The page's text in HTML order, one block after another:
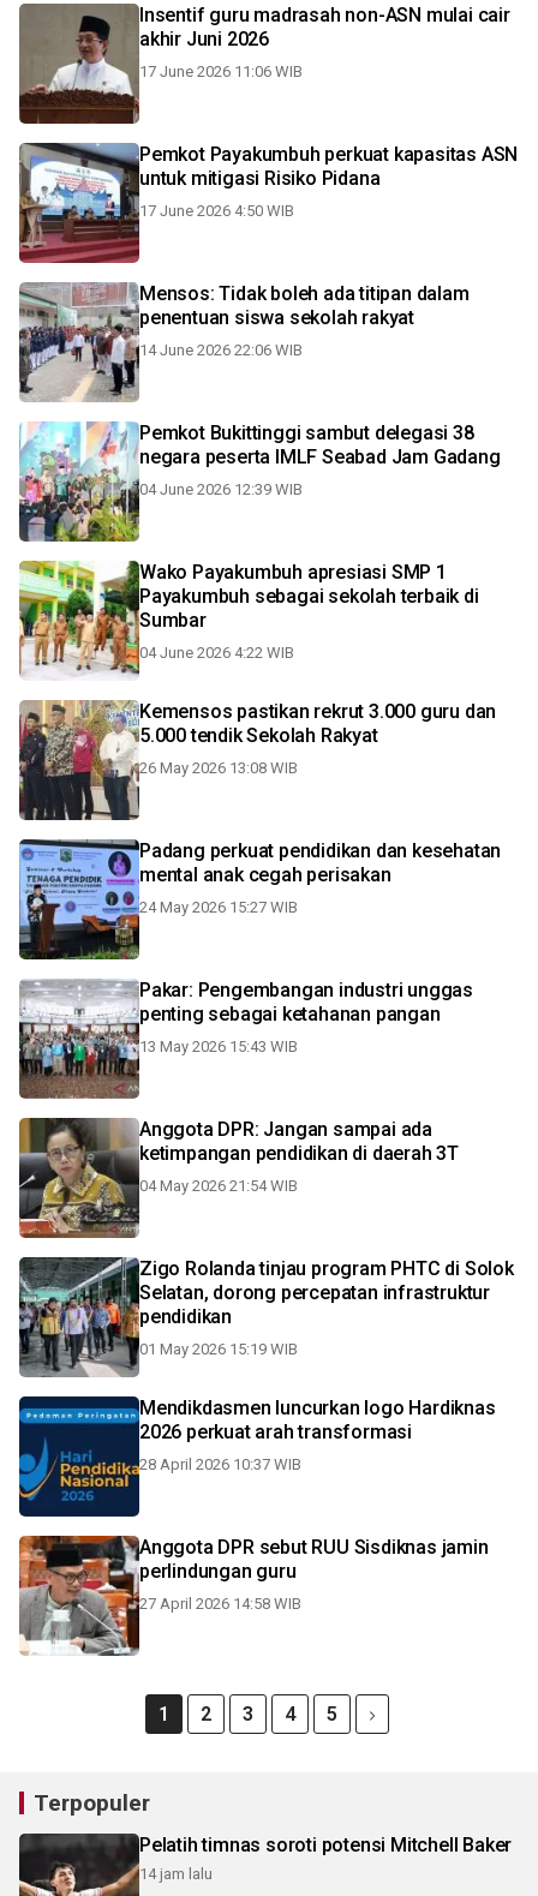
Insentif guru madrasah non-ASN mulai cair
akhir Juni 2026
17 June 2026 11:06 WIB
Pemkot Payakumbuh perkuat kapasitas ASN
untuk mitigasi Risiko Pidana
17 June 2026 4:50 WIB
Mensos: Tidak boleh ada titipan dalam
penentuan siswa sekolah rakyat
14 June 2026 22:06 WIB
Pemkot Bukittinggi sambut delegasi 38
negara peserta IMLF Seabad Jam Gadang
04 June 2026 12:39 WIB
Wako Payakumbuh apresiasi SMP 1
Payakumbuh sebagai sekolah terbaik di
Sumbar
04 June 2026 4:22 WIB
Kemensos pastikan rekrut 3.000 guru dan
5.000 tendik Sekolah Rakyat
26 May 2026 13:08 WIB
Padang perkuat pendidikan dan kesehatan
mental anak cegah perisakan
24 May 2026 15:27 WIB
Pakar: Pengembangan industri unggas
penting sebagai ketahanan pangan
13 May 2026 15:43 WIB
Anggota DPR: Jangan sampai ada
ketimpangan pendidikan di daerah 3T
04 May 2026 21:54 WIB
Zigo Rolanda tinjau program PHTC di Solok
Selatan, dorong percepatan infrastruktur
pendidikan
01 May 2026 15:19 WIB
Mendikdasmen luncurkan logo Hardiknas
2026 perkuat arah transformasi
28 April 2026 10:37 WIB
Anggota DPR sebut RUU Sisdiknas jamin
perlindungan guru
27 April 2026 14:58 WIB
1 2 3 4 5
Terpopuler
Pelatih timnas soroti potensi Mitchell Baker
14 jam lalu